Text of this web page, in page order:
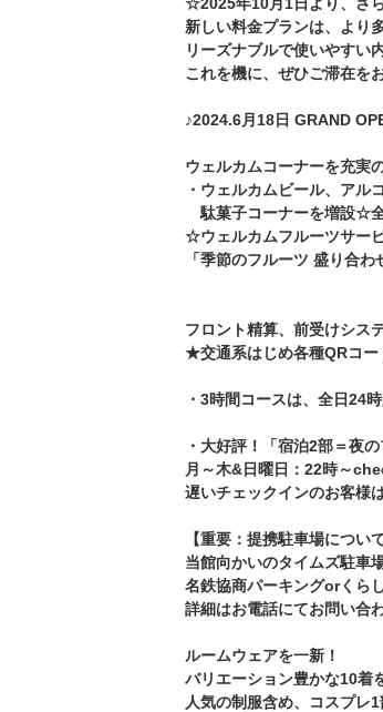
新しい料金プランは、より
リーズナブルで使いやすい
これを機に、ぜひご滞在を
♪2024.6月18日 GRAND
ウェルカムコーナーを充実
・ウェルカムビール、アル
駄菓子コーナーを増設☆
☆ウェルカムフルーツサー
「季節のフルーツ 盛り合
フロント精算、前受けシス
★交通系はじめ各種QRコ
・3時間コースは、全日24
・大好評！「宿泊2部＝夜
月～木&日曜日：22時～
遅いチェックインのお客様
【重要：提携駐車場につい
当館向かいのタイムズ駐車
名鉄協商パーキングorくら
詳細はお電話にてお問い合
ルームウェアを一新！
バリエーション豊かな10着
人気の制服含め、コスプレ